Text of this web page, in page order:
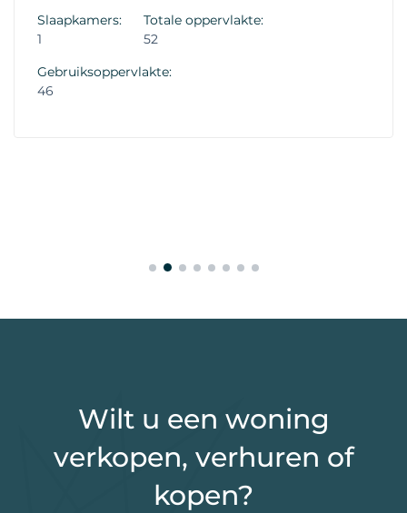
Slaapkamers:
1
Totale oppervlakte:
52
Gebruiksoppervlakte:
46
Wilt u een woning
verkopen, verhuren of
kopen?